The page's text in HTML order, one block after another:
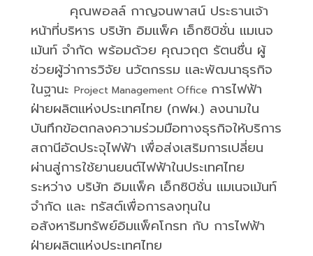
คุณพอลล์ กาญจนพาสน์ ประธานเจ้า
หน้าที่บริหาร บริษัท อิมแพ็ค เอ็กซิบิชั่น แมเนจ
เม้นท์ จำกัด พร้อมด้วย คุณวฤต รัตนชื่น ผู้
ช่วยผู้ว่าการวิจัย นวัตกรรม และพัฒนาธุรกิจ
ในฐานะ Project Management Office การไฟฟ้า
ฝ่ายผลิตแห่งประเทศไทย (กฟผ.) ลงนามใน
บันทึกข้อตกลงความร่วมมือทางธุรกิจให้บริการ
สถานีอัดประจุไฟฟ้า เพื่อส่งเสริมการเปลี่ยน
ผ่านสู่การใช้ยานยนต์ไฟฟ้าในประเทศไทย
ระหว่าง บริษัท อิมแพ็ค เอ็กซิบิชั่น แมเนจเม้นท์
จำกัด และ ทรัสต์เพื่อการลงทุนใน
อสังหาริมทรัพย์อิมแพ็คโกรท กับ การไฟฟ้า
ฝ่ายผลิตแห่งประเทศไทย